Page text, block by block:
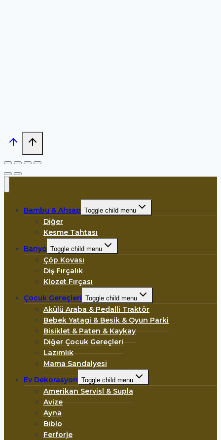
Bambu & Ahşap Toggle child menu
Diğer
Kesme Tahtası
Banyo Toggle child menu
Çöp Kovası
Diş Fırçalık
Klozet Fırçası
Çocuk Gereçleri Toggle child menu
Akülü Araba & Pedalli Traktör
Bebek Yatagi & Besik & Oyun Parki
Bisiklet & Paten & Kaykay
Diğer Çocuk Gereçleri
Lazımlık
Mama Sandalyesi
Ev Dekorasyon Toggle child menu
Amerikan Servisl & Supla
Avize
Ayna
Biblo
Ferforje